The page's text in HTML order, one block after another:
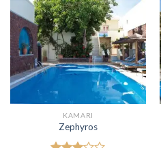
KAMARI
Zephyros